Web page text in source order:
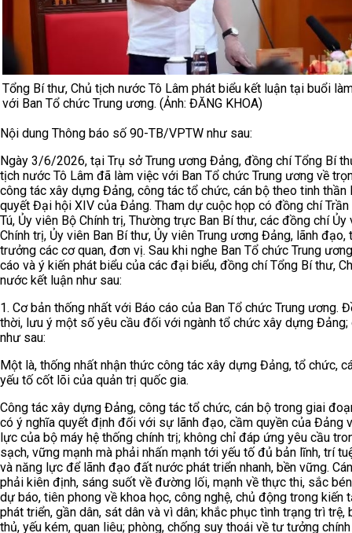
Tổng Bí thư, Chủ tịch nước Tô Lâm phát biểu kết luận tại buổi
với Ban Tổ chức Trung ương. (Ảnh: ĐĂNG KHOA)
Nội dung Thông báo số 90-TB/VPTW như sau:
Ngày 3/6/2026, tại Trụ sở Trung ương Đảng, đồng chí Tổng Bí
tịch nước Tô Lâm đã làm việc với Ban Tổ chức Trung ương về
công tác xây dựng Đảng, công tác tổ chức, cán bộ theo tinh thần
quyết Đại hội XIV của Đảng. Tham dự cuộc họp có đồng chí Trần
Tú, Ủy viên Bộ Chính trị, Thường trực Ban Bí thư, các đồng chí Ủy
Chính trị, Ủy viên Ban Bí thư, Ủy viên Trung ương Đảng, lãnh đạo,
trưởng các cơ quan, đơn vị. Sau khi nghe Ban Tổ chức Trung
cáo và ý kiến phát biểu của các đại biểu, đồng chí Tổng Bí thư,
nước kết luận như sau:
1. Cơ bản thống nhất với Báo cáo của Ban Tổ chức Trung ương.
thời, lưu ý một số yêu cầu đối với ngành tổ chức xây dựng Đảng;
như sau:
Một là, thống nhất nhận thức công tác xây dựng Đảng, tổ chức,
yếu tố cốt lõi của quản trị quốc gia.
Công tác xây dựng Đảng, công tác tổ chức, cán bộ trong giai
có ý nghĩa quyết định đối với sự lãnh đạo, cầm quyền của Đảng
lực của bộ máy hệ thống chính trị; không chỉ đáp ứng yêu cầu
sạch, vững mạnh mà phải nhấn mạnh tới yếu tố đủ bản lĩnh, trí
và năng lực để lãnh đạo đất nước phát triển nhanh, bền vững.
phải kiên định, sáng suốt về đường lối, mạnh về thực thi, sắc
dự báo, tiên phong về khoa học, công nghệ, chủ động trong kiến
phát triển, gần dân, sát dân và vì dân; khắc phục tình trạng trì trệ,
thủ, yếu kém, quan liêu; phòng, chống suy thoái về tư tưởng